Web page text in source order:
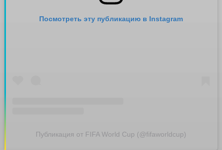
Посмотреть эту публикацию в Instagram
Публикация от FIFA World Cup (@fifaworldcup)